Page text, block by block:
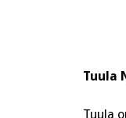
Tuula
Tuula